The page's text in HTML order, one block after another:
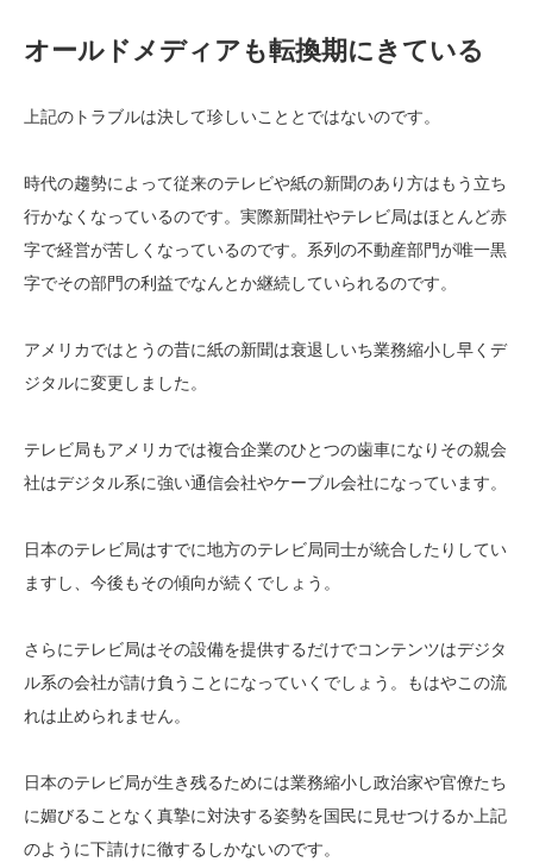
オールドメディアも転換期にきている
上記のトラブルは決して珍しいこととではないのです。
時代の趨勢によって従来のテレビや紙の新聞のあり方はもう立ち
行かなくなっているのです。実際新聞社やテレビ局はほとんど赤
字で経営が苦しくなっているのです。系列の不動産部門が唯一黒
字でその部門の利益でなんとか継続していられるのです。
アメリカではとうの昔に紙の新聞は衰退しいち業務縮小し早くデ
ジタルに変更しました。
テレビ局もアメリカでは複合企業のひとつの歯車になりその親会
社はデジタル系に強い通信会社やケーブル会社になっています。
日本のテレビ局はすでに地方のテレビ局同士が統合したりしてい
ますし、今後もその傾向が続くでしょう。
さらにテレビ局はその設備を提供するだけでコンテンツはデジタ
ル系の会社が請け負うことになっていくでしょう。もはやこの流
れは止められません。
日本のテレビ局が生き残るためには業務縮小し政治家や官僚たち
に媚びることなく真摯に対決する姿勢を国民に見せつけるか上記
のように下請けに徹するしかないのです。